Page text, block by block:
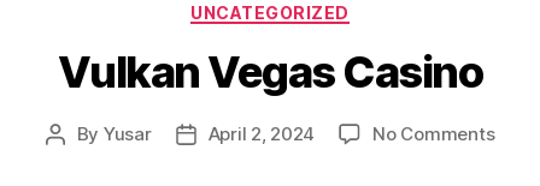
UNCATEGORIZED
Vulkan Vegas Casino
By Yusar April 2, 2024 No Comments